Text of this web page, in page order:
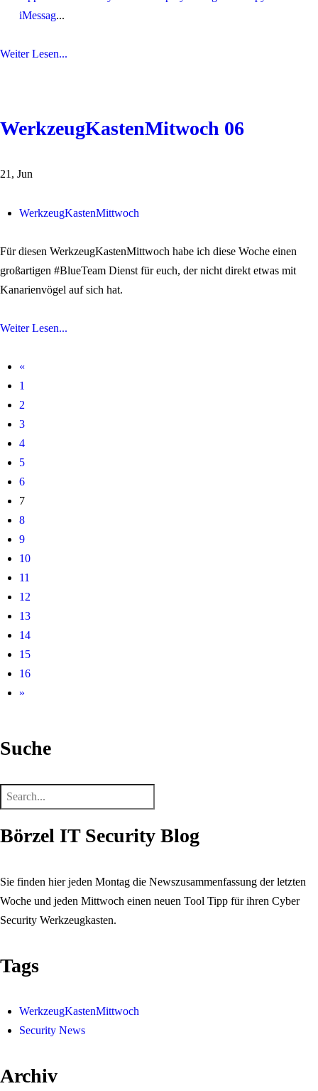
iMessag...
Weiter Lesen...
WerkzeugKastenMitwoch 06
21, Jun
WerkzeugKastenMittwoch
Für diesen WerkzeugKastenMittwoch habe ich diese Woche einen
großartigen #BlueTeam Dienst für euch, der nicht direkt etwas mit
Kanarienvögel auf sich hat.
Weiter Lesen...
«
1
2
3
4
5
6
7
8
9
10
11
12
13
14
15
16
»
Suche
Börzel IT Security Blog
Sie finden hier jeden Montag die Newszusammenfassung der letzten
Woche und jeden Mittwoch einen neuen Tool Tipp für ihren Cyber
Security Werkzeugkasten.
Tags
WerkzeugKastenMittwoch
Security News
Archiv